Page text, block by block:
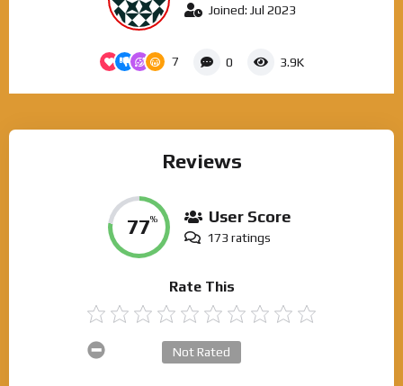
Joined: Jul 2023
7 0 3.9K
Reviews
77% User Score
173 ratings
Rate This
Not Rated